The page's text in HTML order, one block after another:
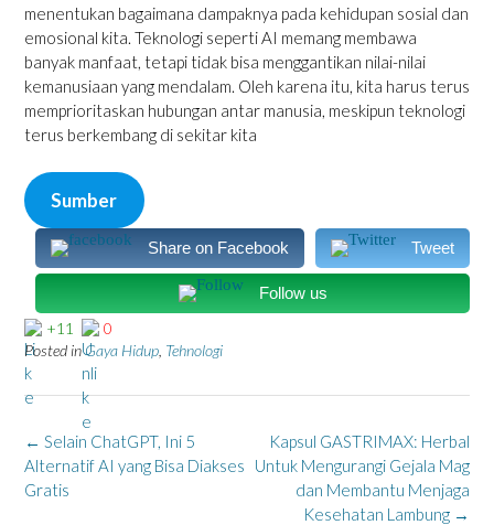
menentukan bagaimana dampaknya pada kehidupan sosial dan
emosional kita. Teknologi seperti AI memang membawa
banyak manfaat, tetapi tidak bisa menggantikan nilai-nilai
kemanusiaan yang mendalam. Oleh karena itu, kita harus terus
memprioritaskan hubungan antar manusia, meskipun teknologi
terus berkembang di sekitar kita
Sumber
Share on Facebook Tweet
Follow us
+11
0
Posted inGaya Hidup Tehnologi
Post
navigation
Kapsul GASTRIMAX: Herbal
Untuk Mengurangi Gejala Mag
dan Membantu Menjaga
Kesehatan Lambung →
← Selain ChatGPT, Ini 5
Alternatif AI yang Bisa Diakses
Gratis